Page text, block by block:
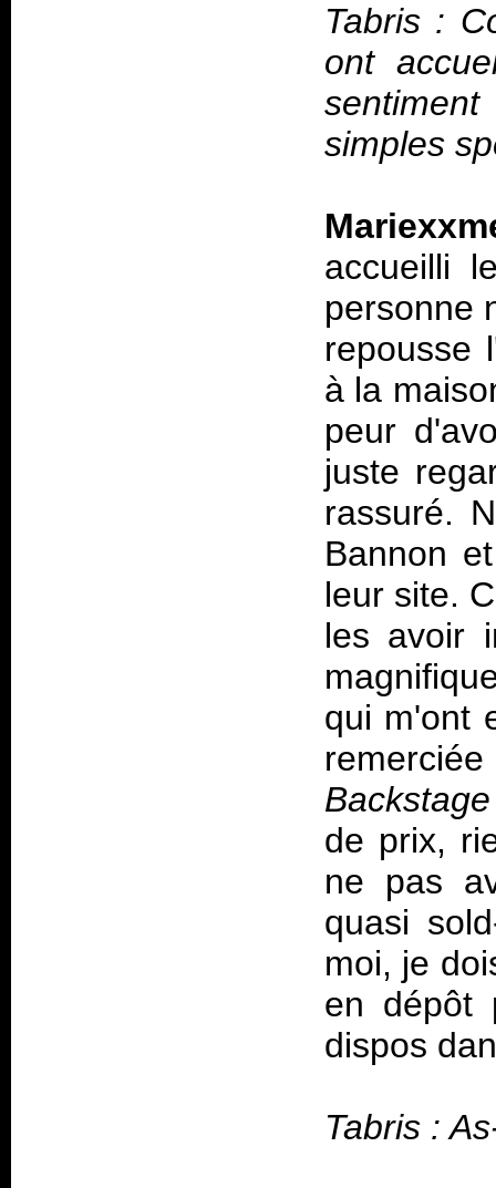
Tabris :
ont
simples
accueilli
personne
repousse
à la
peur
juste
rassuré.
Bannon
leur site.
les avoir
qui m'ont
Backstage
de prix,
ne pas
quasi
moi, je
en dépôt
dispos
Tabris :